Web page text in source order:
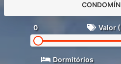
0 Valor
Dormitórios